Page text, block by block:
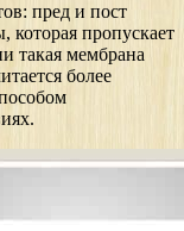
пред и пост
которая пропускает
такая мембрана
более